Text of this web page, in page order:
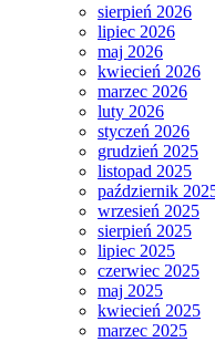
sierpień 2026
lipiec 2026
maj 2026
kwiecień 2026
marzec 2026
luty 2026
styczeń 2026
grudzień 2025
listopad 2025
październik
wrzesień 2025
sierpień 2025
lipiec 2025
czerwiec 2025
maj 2025
kwiecień 2025
marzec 2025